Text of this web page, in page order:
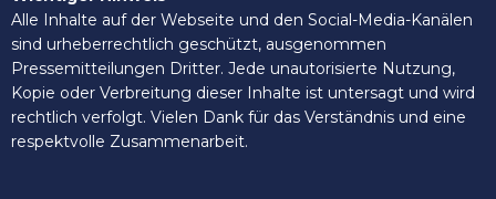
Alle Inhalte auf der Webseite und den Social-Media-Kanälen
sind urheberrechtlich geschützt, ausgenommen
Pressemitteilungen Dritter. Jede unautorisierte Nutzung,
Kopie oder Verbreitung dieser Inhalte ist untersagt und wird
rechtlich verfolgt. Vielen Dank für das Verständnis und eine
respektvolle Zusammenarbeit.